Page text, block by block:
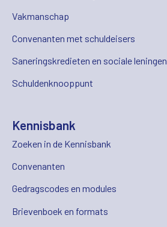
Vakmanschap
Convenanten met schuldeisers
Saneringskredieten en sociale leningen
Schuldenknooppunt
Kennisbank
Zoeken in de Kennisbank
Convenanten
Gedragscodes en modules
Brievenboek en formats